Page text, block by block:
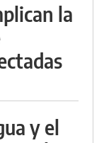
la
y el